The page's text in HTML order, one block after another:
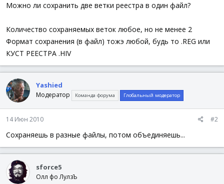
а
Можно ли сохранить две ветки реестра в один файл?
Количество сохраняемых веток любое, но не менее 2
Формат сохранения (в файл) тожэ любой, будь то .REG или
КУСТ РЕЕСТРА .HIV
Yashied
Модератор Команда форума Глобальный модератор
14 Июн 2010 #2
Сохраняешь в разные файлы, потом объединяешь...
sforce5
Олл фо ЛулзЪ